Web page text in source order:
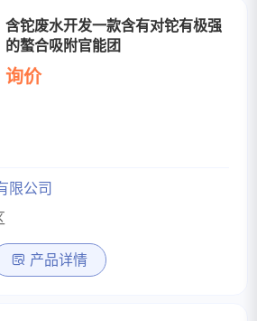
含铊废水开发一款含有对铊有极强
的螯合吸附官能团
询价
限公司
产品详情